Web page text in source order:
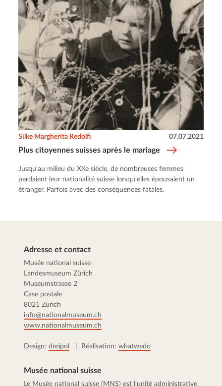
Plus citoyennes suisses après le mariage
Silke Margherita Redolfi 07.07.2021
Jusqu'au milieu du XXe siècle, de nombreuses femmes
perdaient leur nationalité suisse lorsqu'elles épousaient un
étranger. Parfois avec des conséquences fatales.
Adresse et contact
Musée national suisse
Landesmuseum Zürich
Museumstrasse 2
Case postale
8021 Zurich
info@nationalmuseum.ch
www.nationalmuseum.ch
Design: dreipol | Réalisation: whatwedo
Musée national suisse
Le Musée national suisse (MNS) est l’unité administrative